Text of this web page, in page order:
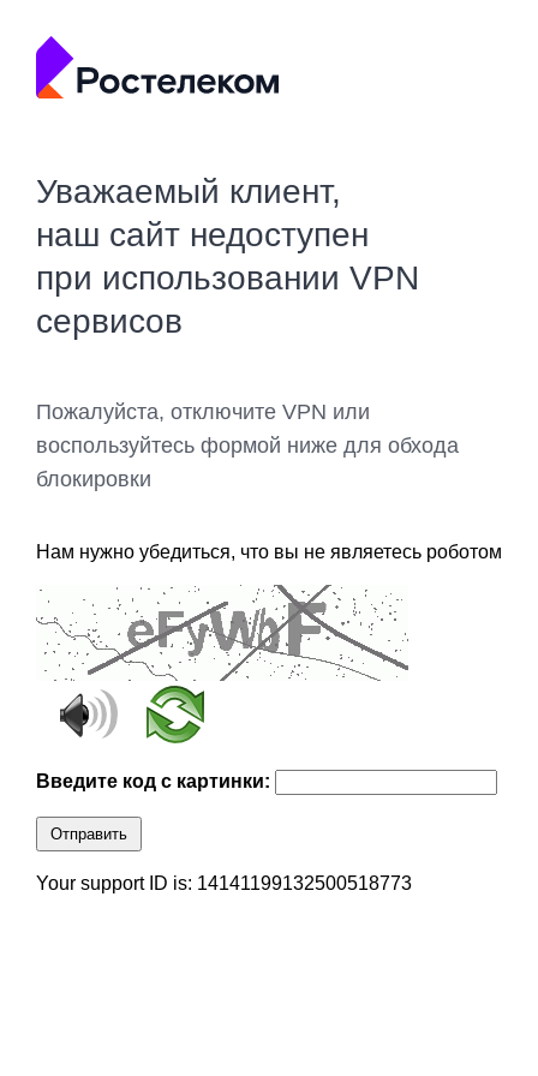
Уважаемый клиент,
наш сайт недоступен
при использовании VPN
сервисов
Пожалуйста, отключите VPN или
воспользуйтесь формой ниже для обхода
блокировки
Нам нужно убедиться, что вы не являетесь роботом
Введите код с картинки:
Отправить
Your support ID is: 14141199132500518773